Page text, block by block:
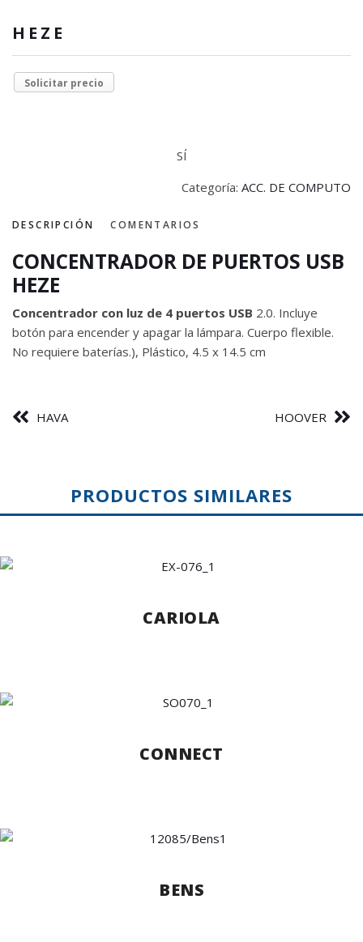
HEZE
Solicitar precio
SÍ
Categoría: ACC. DE COMPUTO
DESCRIPCIÓN COMENTARIOS
CONCENTRADOR DE PUERTOS USB
HEZE
Concentrador con luz de 4 puertos USB 2.0. Incluye
botón para encender y apagar la lámpara. Cuerpo flexible.
No requiere baterías.), Plástico, 4.5 x 14.5 cm
HAVA HOOVER
PRODUCTOS SIMILARES
CARIOLA
CONNECT
BENS